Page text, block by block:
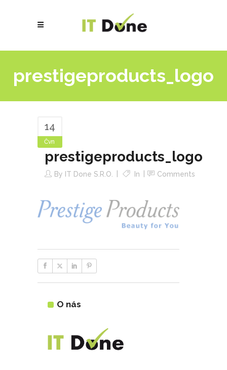
prestigeproducts_logo
14
Čvn
prestigeproducts_logo
By IT Done S.r.o. In Comments
O nás